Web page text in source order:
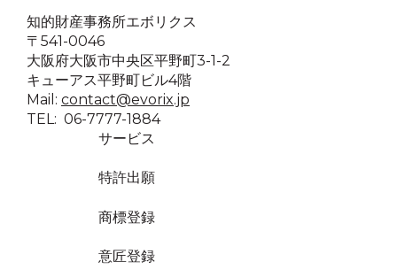
知的財産事務所エボリクス
〒541-0046
大阪府大阪市中央区平野町3-1-2
キューアス平野町ビル4階
Mail: contact@evorix.jp
TEL: 06-7777-1884
サービス
特許出願
商標登録
意匠登録